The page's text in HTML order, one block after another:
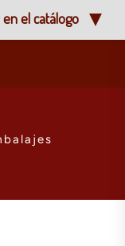
en el catálogo